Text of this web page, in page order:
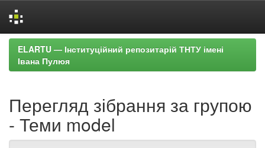
Skip
navigation
ELARTU — Інституційний репозитарій ТНТУ імені
Івана Пулюя
Перегляд зібрання за групою
- Теми model